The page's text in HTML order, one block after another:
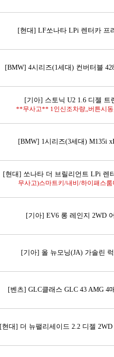
[현대] LF쏘나타 LPi 렌터카 프
[BMW] 4시리즈(1세대) 컨버터블
[기아] 스토닉 U2 1.6 디젤 트
**무사고** 1인신조차량,,버튼시동
[BMW] 1시리즈(3세대) M135i
[현대] 쏘나타 더 브릴리언트 LPi 렌
무사고)스마트키/내비/하이패스룸
[기아] EV6 롱 레인지 2WD
[기아] 올 뉴모닝(JA) 가솔린
[벤츠] GLC클래스 GLC 43 AMG 4
[현대] 더 뉴팰리세이드 2.2 디젤